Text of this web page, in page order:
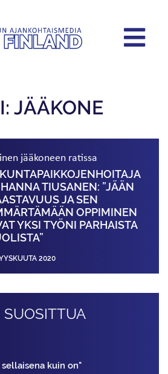
JÄÄKONE
jääkoneen ratissa
TIUSANEN: ”JÄÄN
JA SEN
OPPIMINEN
YKSI TYÖNI PARHAISTA
2020
SUOSITTUA
kuin on"